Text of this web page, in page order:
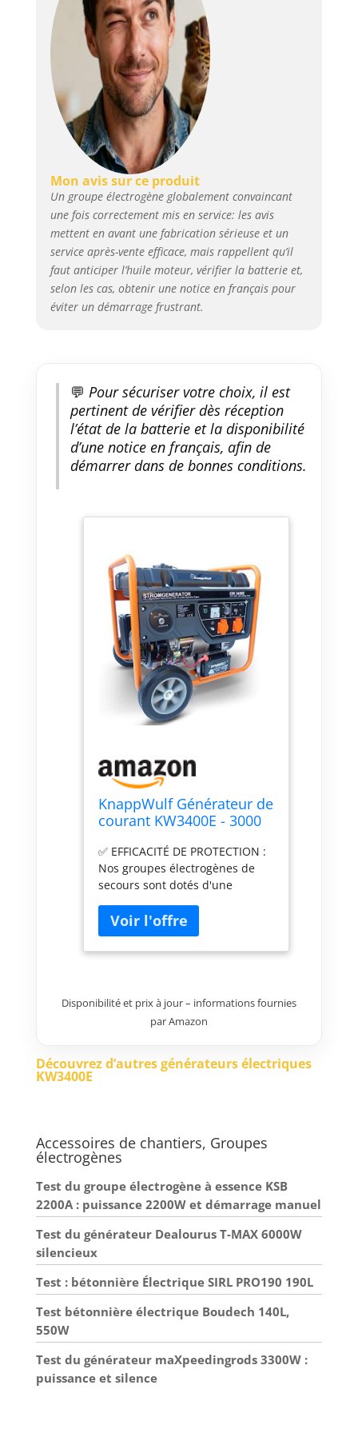
EXCEPTIONNELLE : Le
générateur de camping possède
un générateur électrique très
puissant avec une puissance
maximale de 3000W (puissance
continue 2600W). ✅ HAUTE
QUALITÉ : Nos appareils
premium sont développés en
Allemagne et produits à
l’étranger selon les exigences
les plus strictes, testés et
constamment améliorés ✅ Le
générateur électrique de qualité
supérieure dispose d'un
démarreur électrique (batterie
incluse) et d'un démarreur à
câble, ainsi que d'un AVR
(régulation automatique de la
Mon avis sur ce produit
Un groupe électrogène globalement convaincant
une fois correctement mis en service: les avis
mettent en avant une fabrication sérieuse et un
service après-vente efficace, mais rappellent qu’il
faut anticiper l’huile moteur, vérifier la batterie et,
selon les cas, obtenir une notice en français pour
éviter un démarrage frustrant.
💬 Pour sécuriser votre choix, il est
pertinent de vérifier dès réception
l’état de la batterie et la disponibilité
d’une notice en français, afin de
démarrer dans de bonnes conditions.
KnappWulf Générateur de
courant KW3400E - 3000
électrique - Batterie
incluse - 2 x 230 V, 1 x 12
V - Sécurité anti-fuite
d'huile AVR - Réservoir en
plastique - 15 l
✅ EFFICACITÉ DE PROTECTION :
Nos groupes électrogènes de
secours sont dotés d'une
protection contre la pénurie
d'huile, de sorte que le
générateur de courant ne
démarre que lorsque
une manipulation sûre ✅
ROBUSTE PERFORMANCE : Le
avec un cadre robuste, un
PERFORMANCE
EXCEPTIONNELLE : Le
un générateur électrique très
puissant avec une puissance
maximale de 3000W (puissance
continue 2600W). ✅ HAUTE
Allemagne et produits à
l’étranger selon les exigences
les plus strictes, testés et
constamment améliorés ✅ Le
générateur électrique de qualité
supérieure dispose d'un
Disponibilité et prix à jour – informations fournies
par Amazon
Découvrez d’autres générateurs électriques
KW3400E
Accessoires de chantiers, Groupes
électrogènes
Test du groupe électrogène à essence KSB
2200A : puissance 2200W et démarrage manuel
Test du générateur Dealourus T-MAX 6000W
silencieux
Test : bétonnière Électrique SIRL PRO190 190L
Test bétonnière électrique Boudech 140L,
550W
Test du générateur maXpeedingrods 3300W :
puissance et silence